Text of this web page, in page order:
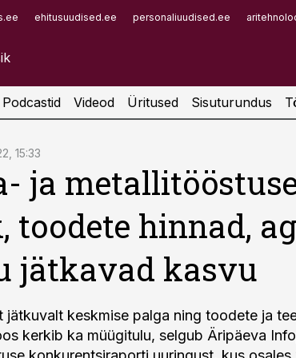
ehitusuudised.ee personaliuudised.ee
Podcastid Videod Üritused Sisuturundus
15:33
ja
toodete hinnad,
jätkavad kasvu
jätkuvalt keskmise palga ning toodete ja
kerkib ka müügitulu, selgub Äripäeva